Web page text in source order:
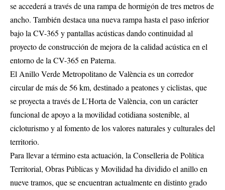
se accederá a través de una rampa de hormigón de tres metros de
ancho. También destaca una nueva rampa hasta el paso inferior
bajo la CV-365 y pantallas acústicas dando continuidad al
proyecto de construcción de mejora de la calidad acústica en el
entorno de la CV-365 en Paterna.
El Anillo Verde Metropolitano de València es un corredor
circular de más de 56 km, destinado a peatones y ciclistas, que
se proyecta a través de L’Horta de València, con un carácter
funcional de apoyo a la movilidad cotidiana sostenible, al
cicloturismo y al fomento de los valores naturales y culturales del
territorio.
Para llevar a término esta actuación, la Conselleria de Política
Territorial, Obras Públicas y Movilidad ha dividido el anillo en
nueve tramos, que se encuentran actualmente en distinto grado